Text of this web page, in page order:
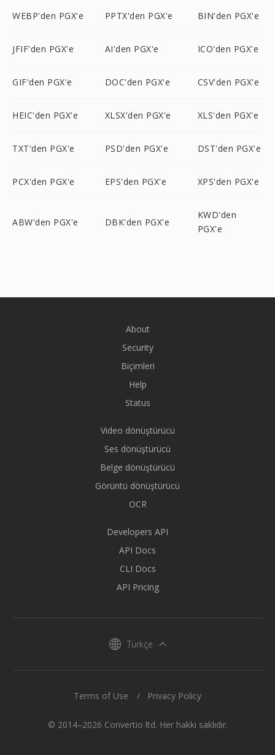
WEBP'den PGX'e PPTX'den PGX'e BIN'den PGX'e
JFIF'den PGX'e AI'den PGX'e ICO'den PGX'e
GIF'den PGX'e DOC'den PGX'e CSV'den PGX'e
HEIC'den PGX'e XLSX'den PGX'e XLS'den PGX'e
TXT'den PGX'e PSD'den PGX'e DST'den PGX'e
PCX'den PGX'e EPS'den PGX'e XPS'den PGX'e
ABW'den PGX'e DBK'den PGX'e
KWD'den
PGX'e
About
Security
Biçimleri
Help
Status
Video dönüştürücü
Ses dönüştürücü
Belge dönüştürücü
Görüntü dönüştürücü
OCR
Developers API
API Docs
CLI Docs
API Pricing
Türkçe
© 2014–2026 Convertio ltd. Her hakkı saklıdır.
Terms of Use Privacy Policy